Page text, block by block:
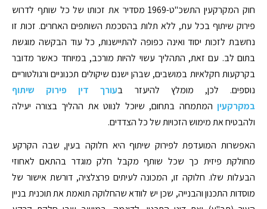
חוק המקרקעין התשכ"ט-1969 מסדיר את זכותו של כל שותף לדרוש
פירוק שיתוף בכל עת, ללא תלות בהסכמת השותפים האחרים. זכות זו
נחשבת לזכות יסוד ואינה כפופה להתיישנות, כל עוד הבקשה מוגשת
בתום לב. עם זאת, התהליך עשוי להיות מורכב, במיוחד כאשר מדובר
בקרקעות חקלאיות במושבים, שבהן ישנם שיקולים תכנוניים ורגולטוריים
נוספים. לכן, מומלץ להיעזר בעורך דין פירוק שיתוף
במקרקעין המתמחה בתחום, שיוכל לנווט את ההליך בצורה יעילה
ולהבטיח את מימוש הזכויות של כל הצדדים.
האפשרות המועדפת לפירוק שיתוף היא חלוקה בעין, שבה הקרקע
מחולקת פיזית כך שכל שותף מקבל חלק מוגדר בהתאם לאחוזי
הבעלות שלו. חלוקה זו, המכונה לעיתים פרצלציה, דורשת אישור של
מוסדות התכנון והבנייה, שכן יש לוודא שהחלוקה תואמת את תוכנית בניין